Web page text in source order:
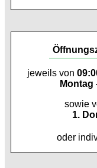
jeweils von
Montag
sowie
1.
oder